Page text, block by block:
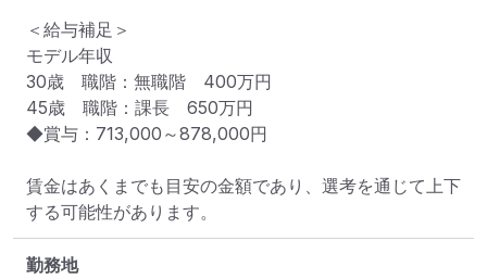
＜給与補足＞
モデル年収
30歳　職階：無職階　400万円
45歳　職階：課長　650万円
◆賞与：713,000～878,000円
賃金はあくまでも目安の金額であり、選考を通じて上下
する可能性があります。
勤務地